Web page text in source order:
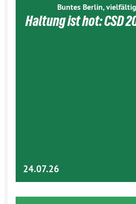
Buntes Berlin,
Haltung ist hot: CSD
24.07.26